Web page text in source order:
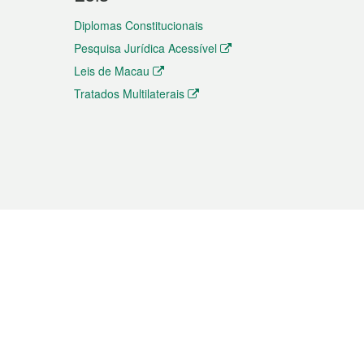
Diplomas Constitucionais
Pesquisa Jurídica Acessível
Leis de Macau
Tratados Multilaterais